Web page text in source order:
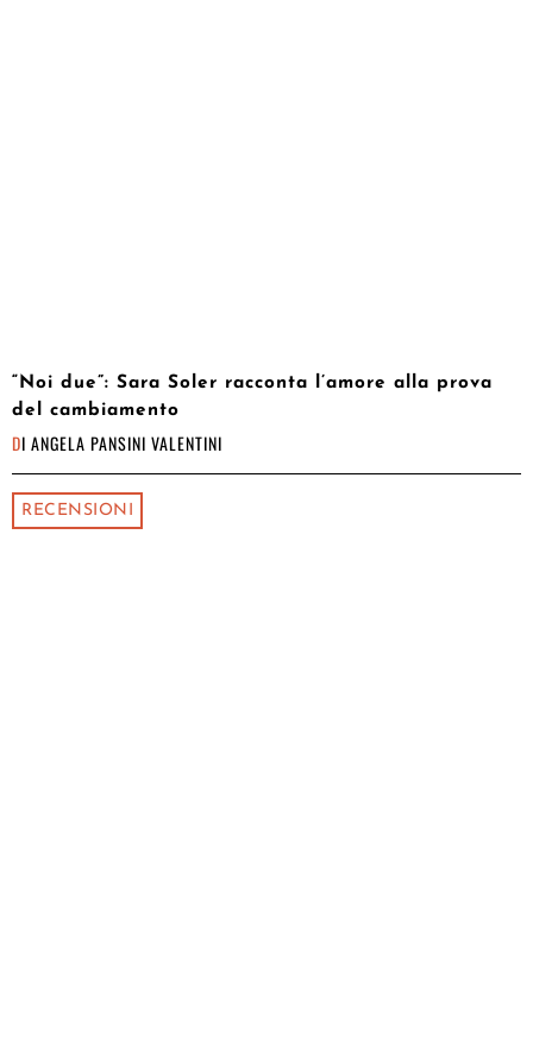
“Noi due”: Sara Soler racconta l’amore alla prova
del cambiamento
DI ANGELA PANSINI VALENTINI
RECENSIONI